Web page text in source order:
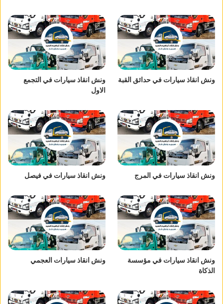
ونش انقاذ سيارات في حدائق القبة
ونش انقاذ سيارات في التجمع
الاول
ونش انقاذ سيارات في المرج ونش انقاذ سيارات في فيصل
ونش انقاذ سيارات في مؤسسة
الذكاة
ونش انقاذ سيارات العجمي